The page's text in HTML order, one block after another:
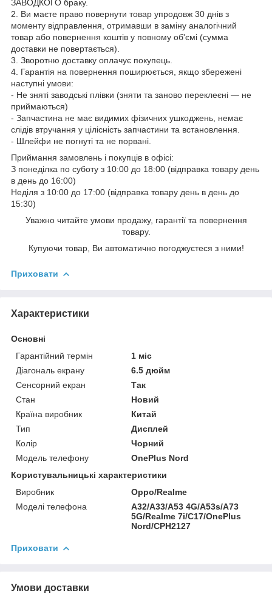
ЗАВОДКОГО браку.
2. Ви маєте право повернути товар упродовж 30 днів з
моменту відправлення, отримавши в заміну аналогічний
товар або повернення коштів у повному об'ємі (сумма
доставки не повертається).
3. Зворотню доставку оплачує покупець.
4. Гарантія на повернення поширюється, якщо збережені
наступні умови:
- Не зняті заводські плівки (зняти та заново переклеєні — не
приймаються)
- Запчастина не має видимих фізичних ушкоджень, немає
слідів втручання у цілісність запчастини та встановлення.
- Шлейфи не погнуті та не порвані.
Приймання замовлень і покупців в офісі:
З понеділка по суботу з 10:00 до 18:00 (відправка товару день
в день до 16:00)
Неділя з 10:00 до 17:00 (відправка товару день в день до
15:30)
Уважно читайте умови продажу, гарантії та повернення
товару.
Купуючи товар, Ви автоматично погоджуєтеся з ними!
Приховати
Характеристики
Основні
Гарантійний термін
1 міс
Діагональ екрану
6.5 дюйм
Сенсорний екран
Так
Стан
Новий
Країна виробник
Китай
Тип
Дисплей
Колір
Чорний
Модель телефону
OnePlus Nord
Користувальницькі характеристики
Виробник
Oppo/Realme
Моделі телефона
A32/A33/A53 4G/A53s/A73
5G/Realme 7i/C17/OnePlus
Nord/CPH2127
Приховати
Умови доставки